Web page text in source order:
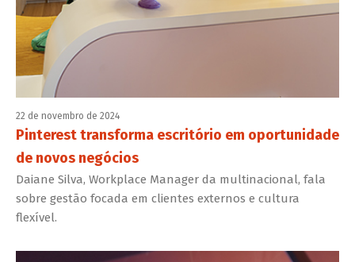
22 de novembro de 2024
Pinterest transforma escritório em oportunidade
de novos negócios
Daiane Silva, Workplace Manager da multinacional, fala
sobre gestão focada em clientes externos e cultura
flexível.